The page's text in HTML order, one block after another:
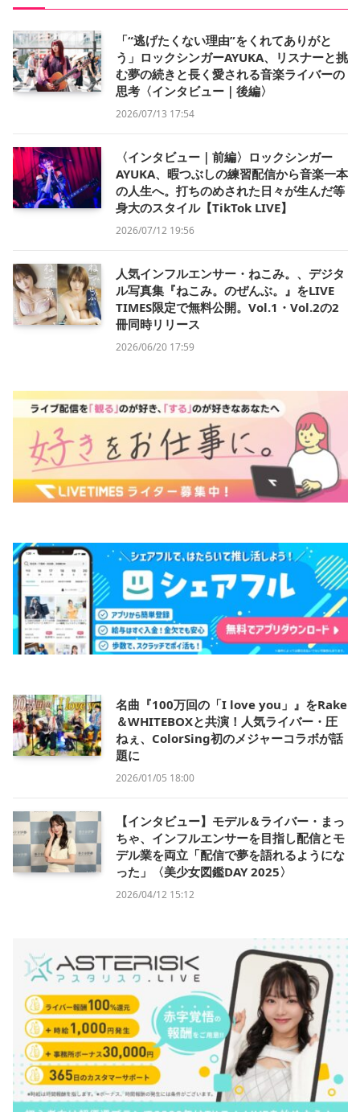
「“逃げたくない理由”をくれてありがと
う」ロックシンガーAYUKA、リスナーと挑
む夢の続きと長く愛される音楽ライバーの
思考〈インタビュー｜後編〉
2026/07/13 17:54
〈インタビュー｜前編〉ロックシンガー
AYUKA、暇つぶしの練習配信から音楽一本
の人生へ。打ちのめされた日々が生んだ等
身大のスタイル【TikTok LIVE】
2026/07/12 19:56
人気インフルエンサー・ねこみ。、デジタ
ル写真集『ねこみ。のぜんぶ。』をLIVE
TIMES限定で無料公開。Vol.1・Vol.2の2
冊同時リリース
2026/06/20 17:59
名曲『100万回の「I love you」』をRake
＆WHITEBOXと共演！人気ライバー・圧
ねぇ、ColorSing初のメジャーコラボが話
題に
2026/01/05 18:00
【インタビュー】モデル＆ライバー・まっ
ちゃ、インフルエンサーを目指し配信とモ
デル業を両立「配信で夢を語れるようにな
った」〈美少女図鑑DAY 2025〉
2026/04/12 15:12